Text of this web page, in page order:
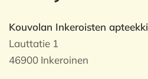
Kouvolan Inkeroisten apteekki
Lauttatie 1
46900 Inkeroinen